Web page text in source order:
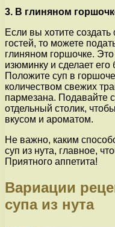
3. В глиняном
Если вы хотите
гостей, то можете
глиняном горшочке.
изюминку и сделает
Положите суп в
количеством свежих
пармезана. Подавайте
отдельный столик,
вкусом и ароматом.
Не важно, каким
суп из нута, главное,
Приятного аппетита!
Вариации
супа из нута